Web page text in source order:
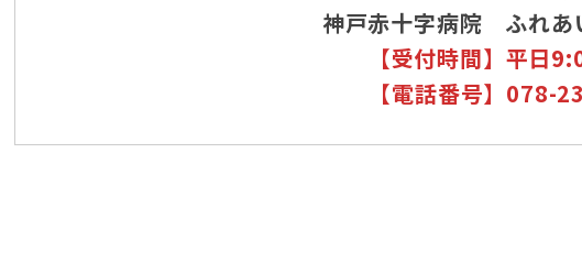
神戸赤十字病院 ふれあ
【受付時間】平日
【電話番号】078-